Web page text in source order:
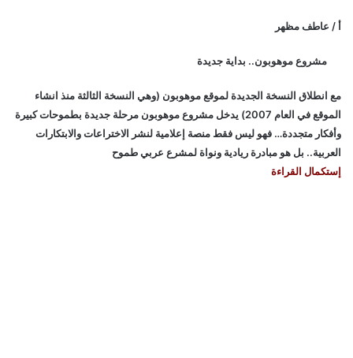
أ / عاطف مظهر
مشروع موهوبون.. بداية جديدة
مع انطلاق النسخة الجديدة لموقع موهوبون (وهي النسخة الثالثة منذ انشاء
الموقع في العام 2007) يدخل مشروع موهوبون مرحلة جديدة بطموحات كبيرة
وأفكار متجددة… فهو ليس فقط منصة إعلامية لنشر الاختراعات والابتكارات
العربية.. بل هو مبادرة ريادية ونواة لمشرع عربي طموح
إستكمال القراءة